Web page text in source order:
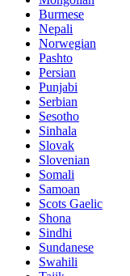
Burmese
Nepali
Norwegian
Pashto
Persian
Punjabi
Serbian
Sesotho
Sinhala
Slovak
Slovenian
Somali
Samoan
Scots Gaelic
Shona
Sindhi
Sundanese
Swahili